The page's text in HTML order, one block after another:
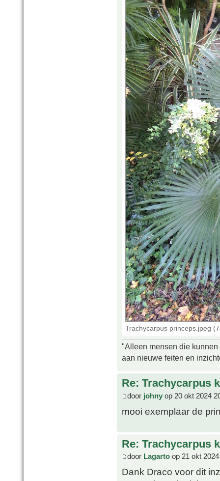
Trachycarpus princeps.jpeg
"Alleen mensen die
aan nieuwe feiten en
Re: Trachycarpus
door johny op 20 okt 2024
mooi exemplaar de
Re: Trachycarpus
door Lagarto op 21 okt
Dank Draco voor dit